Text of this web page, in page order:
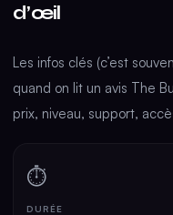
d’œil
Les infos clés (c’est
quand on lit un avis The
prix, niveau, support,
⏱
DURÉE